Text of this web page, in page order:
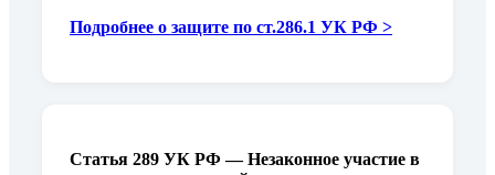
Подробнее о защите по ст.286.1 УК РФ >
Статья 289 УК РФ — Незаконное участие в